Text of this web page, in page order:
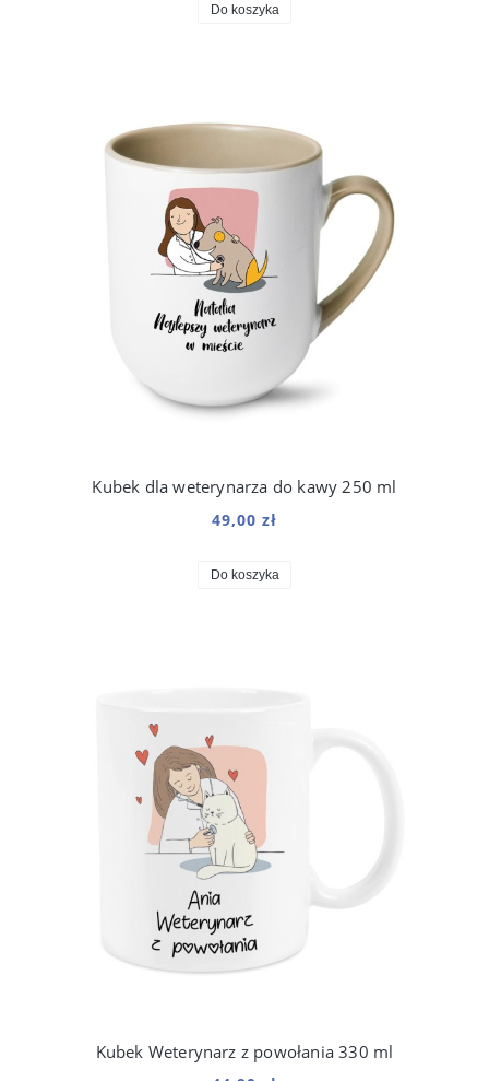
Do koszyka
Kubek dla weterynarza do kawy 250 ml
49,00 zł
Do koszyka
Kubek Weterynarz z powołania 330 ml